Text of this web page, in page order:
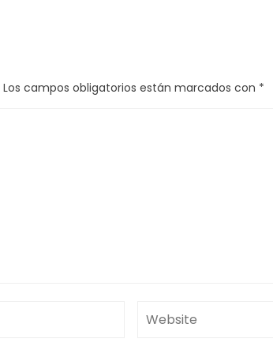
Los campos obligatorios están marcados con *